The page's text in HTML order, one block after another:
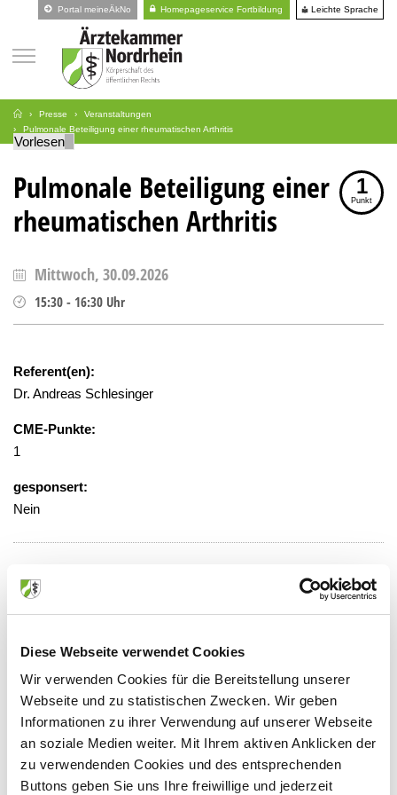
Diese Webseite verwendet Cookies
Wir verwenden Cookies für die Bereitstellung unserer
Webseite und zu statistischen Zwecken. Wir geben
Informationen zu ihrer Verwendung auf unserer Webseite
an soziale Medien weiter. Mit Ihrem aktiven Anklicken der
zu verwendenden Cookies und des entsprechenden
Buttons geben Sie uns Ihre freiwillige und jederzeit
Portal meineÄkNo Homepageservice Fortbildung Leichte Sprache
Presse
Veranstaltungen
Pulmonale Beteiligung einer rheumatischen Arthritis
Vorlesen
Pulmonale Beteiligung einer
rheumatischen Arthritis
1
Punkt
Mittwoch, 30.09.2026
15:30 - 16:30 Uhr
Referent(en):
Dr. Andreas Schlesinger
CME-Punkte:
1
gesponsert:
Nein
Veranstaltungsort:
Kunibertskloster 11-13, 50668 Köln
Anbieter:
Cellitinnen-Krankenhaus St. Marien